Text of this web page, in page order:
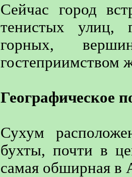
Сейчас город
тенистых улиц,
горных,
гостеприимством
Географическое
Сухум
бухты, почти в
самая обширная в